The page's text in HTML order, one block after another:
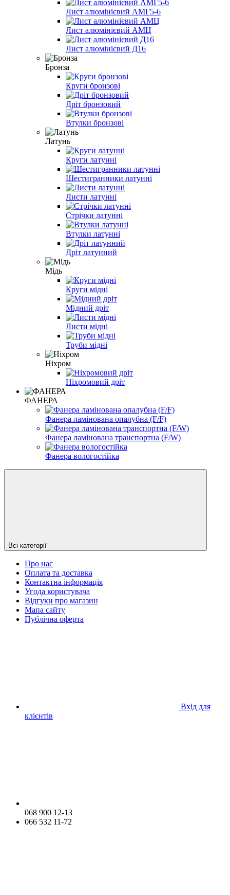
Лист алюмінієвий АМГ5-6
Лист алюмінієвий АМЦ
Лист алюмінієвий Д16
Бронза
Круги бронзові
Дріт бронзовий
Втулки бронзові
Латунь
Круги латунні
Шестигранники латунні
Листи латунні
Стрічки латунні
Втулки латунні
Дріт латунний
Мідь
Круги мідні
Мідний дріт
Листи мідні
Труби мідні
Ніхром
Ніхромовий дріт
ФАНЕРА
Фанера ламінована опалубна (F/F)
Фанера ламінована транспортна (F/W)
Фанера вологостійка
Всі категорії
Про нас
Оплата та доставка
Контактна інформація
Угода користувача
Відгуки про магазин
Мапа сайту
Публічна оферта
Вхід для
клієнтів
068 900 12-13
066 532 11-72